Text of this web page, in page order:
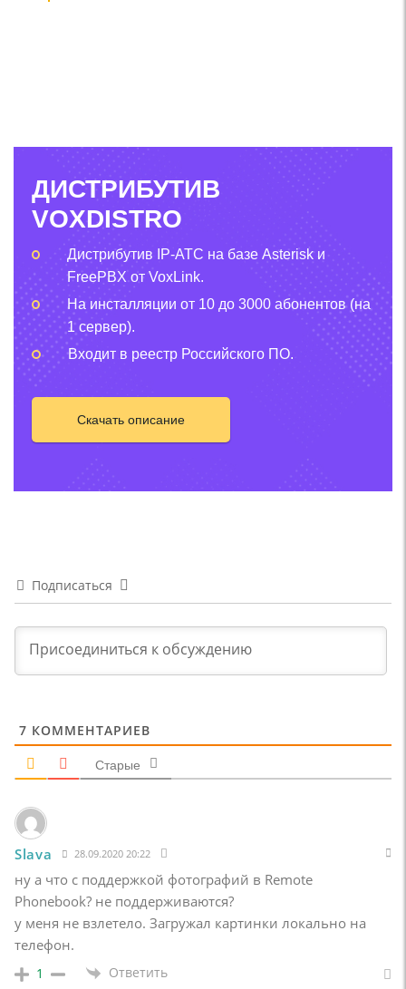
ДИСТРИБУТИВ
VOXDISTRO
Дистрибутив IP-АТС на базе Asterisk и
FreePBX от VoxLink.
На инсталляции от 10 до 3000 абонентов (на
1 сервер).
Входит в реестр Российского ПО.
Скачать описание
Подписаться
7 КОММЕНТАРИЕВ
Старые
Slava 28.09.2020 20:22
ну а что с поддержкой фотографий в Remote
Phonebook? не поддерживаются?
у меня не взлетело. Загружал картинки локально на
телефон.
1 Ответить